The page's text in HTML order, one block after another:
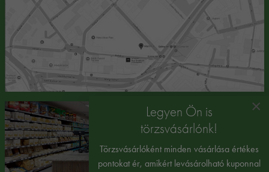
×
Legyen Ön is
törzsvásárlónk!
Törzsvásárlóként minden vásárlása értékes
pontokat ér, amikért levásárolható kuponnal